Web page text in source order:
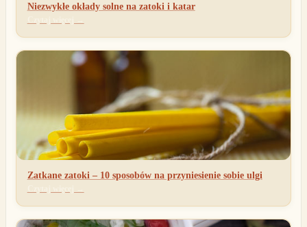
Niezwykłe okłady solne na zatoki i katar
Zatkane zatoki – 10 sposobów na przyniesienie sobie ulgi